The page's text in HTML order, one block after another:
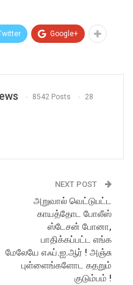
Google+
8542 Posts 28
NEXT POST
அறுவால் வெட்டுபட்ட
காயத்தோட போலீஸ்
ஸ்டேசன் போனா,
பாதிக்கப்பட்ட எங்க
மேலேயே எஃப்.ஐ.ஆர் ! அஞ்சு
புள்ளைங்களோட கதறும்
குடும்பம் !